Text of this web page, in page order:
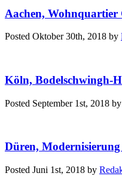
Aachen, Wohnquartier
Posted Oktober 30th, 2018 by
Köln, Bodelschwingh-
Posted September 1st, 2018 by
Düren, Modernisierung
Posted Juni 1st, 2018 by